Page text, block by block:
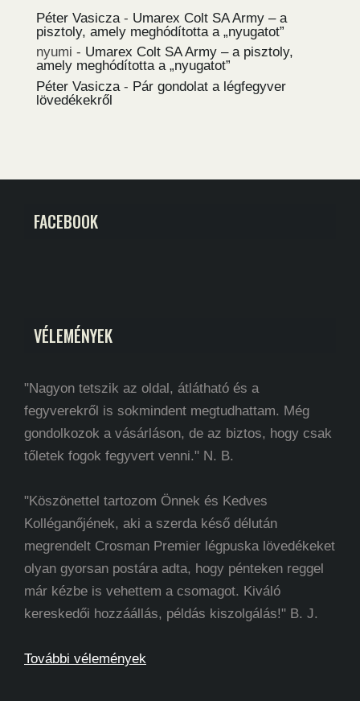
Péter Vasicza - Umarex Colt SA Army – a
pisztoly, amely meghódította a „nyugatot”
nyumi - Umarex Colt SA Army – a pisztoly,
amely meghódította a „nyugatot”
Péter Vasicza - Pár gondolat a légfegyver
lövedékekről
FACEBOOK
VÉLEMÉNYEK
"Nagyon tetszik az oldal, átlátható és a
fegyverekről is sokmindent megtudhattam. Még
gondolkozok a vásárláson, de az biztos, hogy csak
tőletek fogok fegyvert venni." N. B.
"Köszönettel tartozom Önnek és Kedves
Kolléganőjének, aki a szerda késő délután
megrendelt Crosman Premier légpuska lövedékeket
olyan gyorsan postára adta, hogy pénteken reggel
már kézbe is vehettem a csomagot. Kiváló
kereskedői hozzáállás, példás kiszolgálás!" B. J.
További vélemények